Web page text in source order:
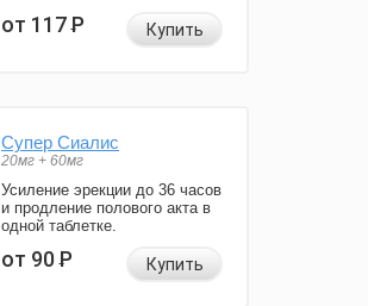
от 117Р Купить
Супер Сиалис
20мг + 60мг
Усиление эрекции до 36 часов
и продление полового акта в
одной таблетке.
от 90Р Купить